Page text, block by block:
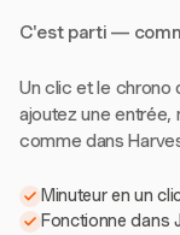
C'est parti —
Un clic et le chrono
ajoutez une
comme dans
Minuteur en un
Fonctionne dans